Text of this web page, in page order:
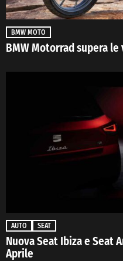
BMW MOTO
BMW Motorrad supera
AUTO SEAT
Nuova Seat Ibiza e Seat
Aprile